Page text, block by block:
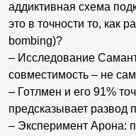
аддиктивная схема
это в точности то, как
bombing)?
– Исследование
совместимость – не
– Готлмен и его 91%
предсказывает развод
– Эксперимент Арона: